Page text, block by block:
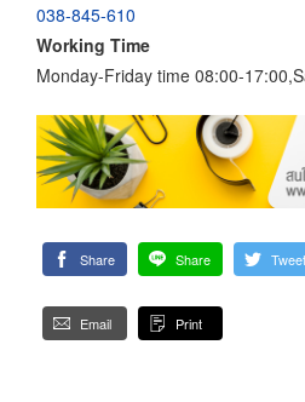
038-845-610
Working Time
Monday-Friday time 08:00-
Share Share Tweet
Email Print